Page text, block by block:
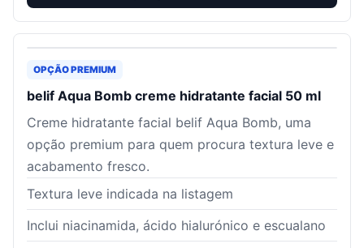
OPÇÃO PREMIUM
belif Aqua Bomb creme hidratante facial 50 ml
Creme hidratante facial belif Aqua Bomb, uma
opção premium para quem procura textura leve e
acabamento fresco.
Textura leve indicada na listagem
Inclui niacinamida, ácido hialurónico e escualano